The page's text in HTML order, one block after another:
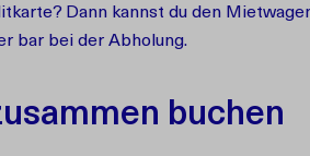
Dann kannst du den
bar bei der Abholung.
buchen